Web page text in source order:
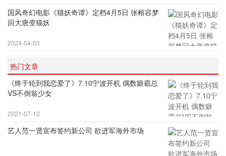
国风奇幻电影《猫妖奇谭》定档4月5日 张榕容梦
回大唐变猫妖
2024-04-03
热门文章
《终于轮到我恋爱了》7.10宁波开机 偶数癖霸总
VS不倒翁少女
2021-07-12
艺人范一贤宣布签约新公司 欲进军海外市场